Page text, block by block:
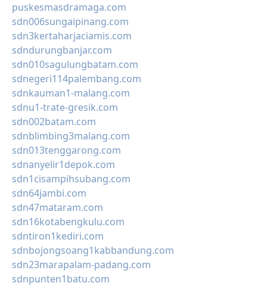
puskesmasdramaga.com
sdn006sungaipinang.com
sdn3kertaharjaciamis.com
sdndurungbanjar.com
sdn010sagulungbatam.com
sdnegeri114palembang.com
sdnkauman1-malang.com
sdnu1-trate-gresik.com
sdn002batam.com
sdnblimbing3malang.com
sdn013tenggarong.com
sdnanyelir1depok.com
sdn1cisampihsubang.com
sdn64jambi.com
sdn47mataram.com
sdn16kotabengkulu.com
sdntiron1kediri.com
sdnbojongsoang1kabbandung.com
sdn23marapalam-padang.com
sdnpunten1batu.com